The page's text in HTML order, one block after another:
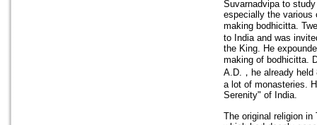
Suvarnadvipa to
especially the various
making bodhicitta.
to India and was
the King. He
making of bodhicitta.
A.D.，he already
a lot of monasteries.
Serenity" of India.
The original religion